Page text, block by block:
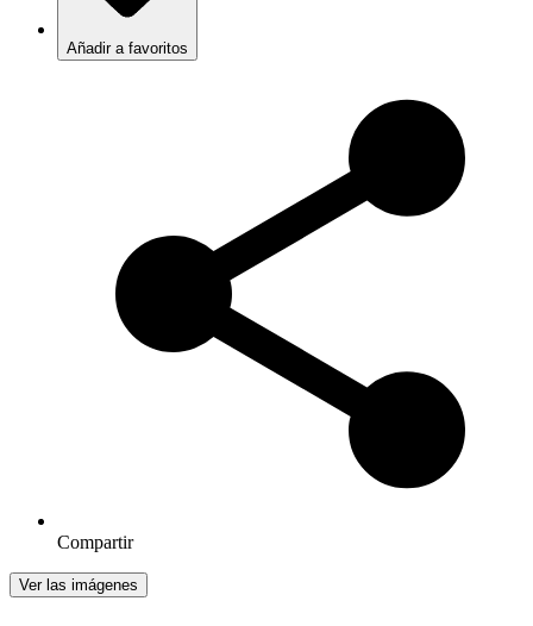
Añadir a favoritos
Compartir
Ver las imágenes